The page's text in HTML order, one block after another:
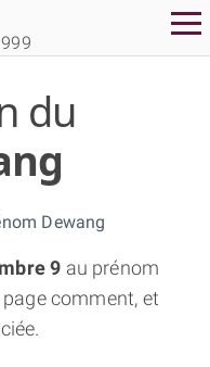
du
Dewang
9 au prénom
comment, et
APPROFONDI